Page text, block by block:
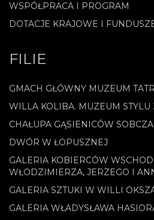
WSPÓŁPRACA I PROGRAM
DOTACJE KRAJOWE I
FILIE
GMACH GŁÓWNY MUZEUM
WILLA KOLIBA. MUZEUM STYLU
CHAŁUPA GĄSIENICÓW
DWÓR W ŁOPUSZNEJ
GALERIA KOBIERCÓW
WŁODZIMIERZA, JERZEGO I
GALERIA SZTUKI W WILLI
GALERIA WŁADYSŁAWA